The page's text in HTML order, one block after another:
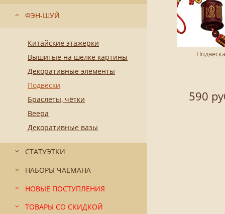
ФЭН-ШУЙ
Китайские этажерки
Вышитые на шёлке картины
Декоративные элементы
Подвески
Браслеты, чётки
Веера
Декоративные вазы
СТАТУЭТКИ
НАБОРЫ ЧАЕМАНА
НОВЫЕ ПОСТУПЛЕНИЯ
ТОВАРЫ СО СКИДКОЙ
Подвеска
590